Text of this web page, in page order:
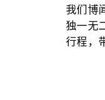
我们博
独一无
行程，